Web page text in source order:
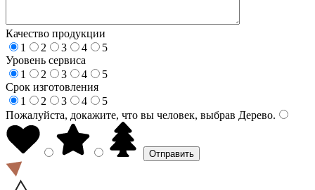
Качество продукции
1
2 3 4
5
Уровень сервиса
1
2 3 4
5
Срок изготовления
1
2 3 4
5
Пожалуйста, докажите, что вы человек, выбрав Дерево.